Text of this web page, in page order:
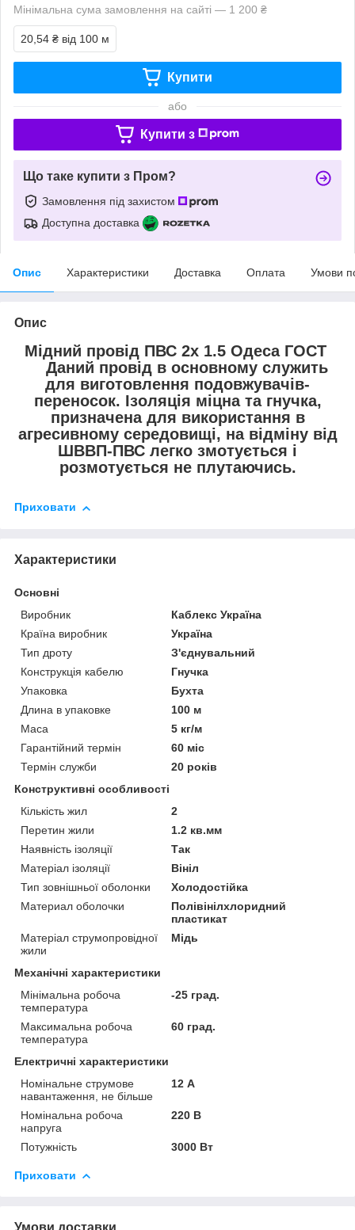
Мінімальна сума замовлення на сайті — 1 200 ₴
20,54 ₴ від 100 м
Купити
або
Купити з
Що таке купити з Пром?
Замовлення під захистом
Доступна доставка
Опис Характеристики Доставка Оплата Умови
Опис
Мідний провід ПВС 2х 1.5 Одеса ГОСТ
Даний провід в основному служить
для виготовлення подовжувачів-
переносок. Ізоляція міцна та гнучка,
призначена для використання в
агресивному середовищі, на відміну від
ШВВП-ПВС легко змотується і
розмотується не плутаючись.
Приховати
Характеристики
Основні
Виробник
Каблекс Україна
Країна виробник
Україна
Тип дроту
З'єднувальний
Конструкція кабелю
Гнучка
Упаковка
Бухта
Длина в упаковке
100 м
Маса
5 кг/м
Гарантійний термін
60 міс
Термін служби
20 років
Конструктивні особливості
Кількість жил
2
Перетин жили
1.2 кв.мм
Наявність ізоляції
Так
Матеріал ізоляції
Вініл
Тип зовнішньої оболонки
Холодостійка
Материал оболочки
Полівінілхлоридний
пластикат
Матеріал струмопровідної
жили
Мідь
Механічні характеристики
Мінімальна робоча
температура
-25 град.
Максимальна робоча
температура
60 град.
Електричні характеристики
Номінальне струмове
навантаження, не більше
12 А
Номінальна робоча
напруга
220 В
Потужність 3000 Вт
Приховати
Умови доставки